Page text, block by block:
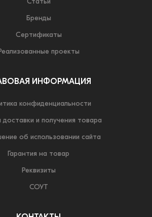
Статьи
Бренды
Сертификаты
проекты
ИНФОРМАЦИЯ
конфиденциальности
доставки и получения товара
об использовании сайта
Гарантия на товар
Реквизиты
СОУТ